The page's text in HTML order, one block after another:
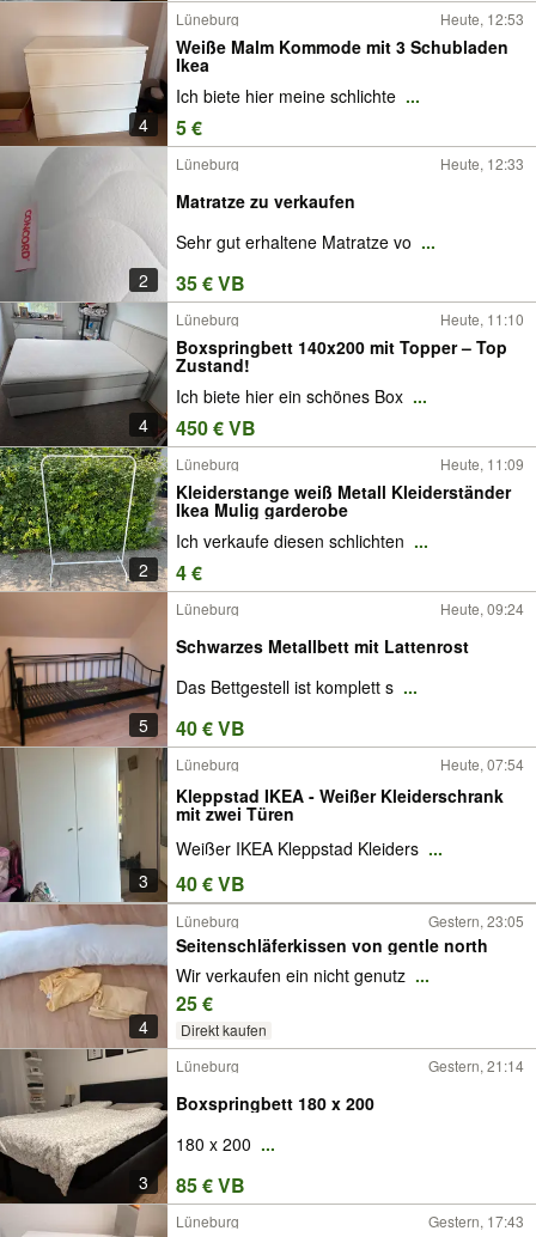
4
Lüneburg Heute, 12:53
Weiße Malm Kommode mit 3 Schubladen
Ikea
Ich biete hier meine schlichte ...
5 €
2
Lüneburg Heute, 12:33
Matratze zu verkaufen
Sehr gut erhaltene Matratze vo ...
35 € VB
4
Lüneburg Heute, 11:10
Boxspringbett 140x200 mit Topper – Top
Zustand!
Ich biete hier ein schönes Box ...
450 € VB
2
Lüneburg Heute, 11:09
Kleiderstange weiß Metall Kleiderständer
Ikea Mulig garderobe
Ich verkaufe diesen schlichten ...
4 €
5
Lüneburg Heute, 09:24
Schwarzes Metallbett mit Lattenrost
Das Bettgestell ist komplett s ...
40 € VB
3
Lüneburg Heute, 07:54
Kleppstad IKEA - Weißer Kleiderschrank
mit zwei Türen
Weißer IKEA Kleppstad Kleiders ...
40 € VB
4
Lüneburg Gestern, 23:05
Seitenschläferkissen von gentle north
Wir verkaufen ein nicht genutz ...
25 €
Direkt kaufen
3
Lüneburg Gestern, 21:14
Boxspringbett 180 x 200
180 x 200 ...
85 € VB
Lüneburg Gestern, 17:43